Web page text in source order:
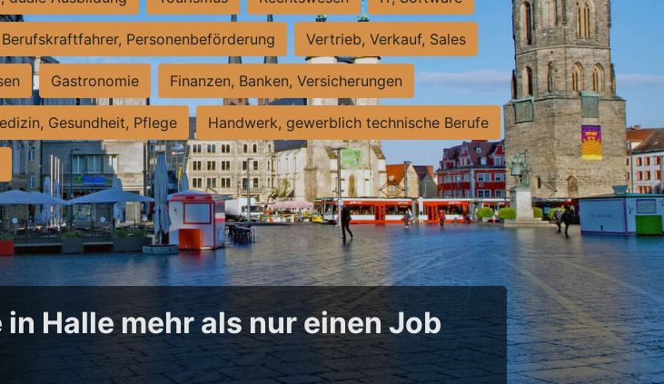
Berufskraftfahrer, Personenbeförderung Vertrieb, Verkauf, Sales
Gastronomie Finanzen, Banken, Versicherungen
Gesundheit, Pflege Handwerk, gewerblich technische Berufe
Halle mehr als nur einen Job